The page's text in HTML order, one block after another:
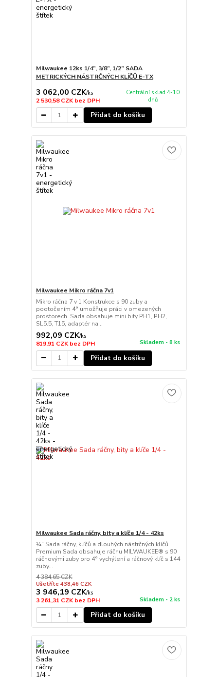
Milwaukee 12ks 1/4”, 3/8”, 1/2” SADA
METRICKÝCH NÁSTRČNÝCH KLÍČŮ E-TX
3 062,00 CZK/ks
2 530,58 CZKbez DPH
Centrální sklad 4-10
dnů
Přidat do košíku
Milwaukee Mikro ráčna 7v1
Mikro ráčna 7 v 1 Konstrukce s 90 zuby a
pootočením 4° umožňuje práci v omezených
prostorech. Sada obsahuje mini bity PH1, PH2,
SL5.5, T15, adaptér na...
992,09 CZK/ks
819,91 CZKbez DPH Skladem - 8 ks
Přidat do košíku
Milwaukee Sada ráčny, bity a klíče 1/4 - 42ks
¼″ Sada ráčny, klíčů a dlouhých nástrčných klíčů
Premium Sada obsahuje ráčnu MILWAUKEE® s 90
ráčnovými zuby pro 4° vychýlení a ráčnový klíč s 144
zuby...
4 384,65 CZK
Ušetříte 438,46 CZK
3 946,19 CZK/ks
3 261,31 CZKbez DPH Skladem - 2 ks
Přidat do košíku